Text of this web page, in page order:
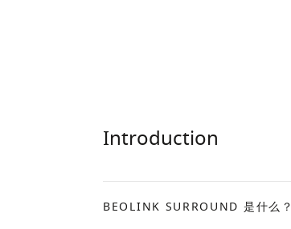
Introduction
BEOLINK SURROUND 是什么？